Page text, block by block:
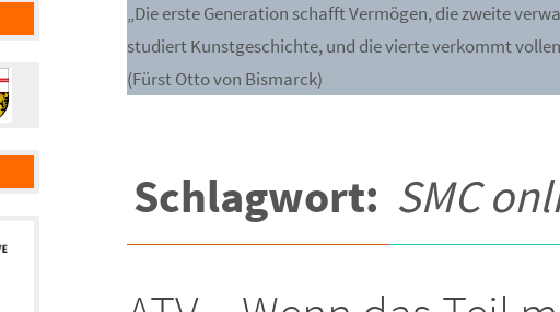
„Die erste Generation schafft Vermögen, die zweite
studiert Kunstgeschichte, und die vierte verkommt
(Fürst Otto von Bismarck)
Schlagwort: SMC